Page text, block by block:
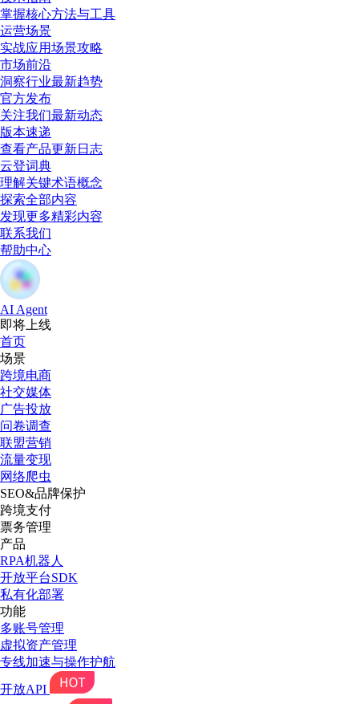
掌握核心方法与工具
运营场景
实战应用场景攻略
市场前沿
洞察行业最新趋势
官方发布
关注我们最新动态
版本速递
查看产品更新日志
云登词典
理解关键术语概念
探索全部内容
发现更多精彩内容
联系我们
帮助中心
AI Agent
即将上线
首页
场景
跨境电商
社交媒体
广告投放
问卷调查
联盟营销
流量变现
网络爬虫
SEO&品牌保护
跨境支付
票务管理
产品
RPA机器人
开放平台SDK
私有化部署
功能
多账号管理
虚拟资产管理
专线加速与操作护航
开放API